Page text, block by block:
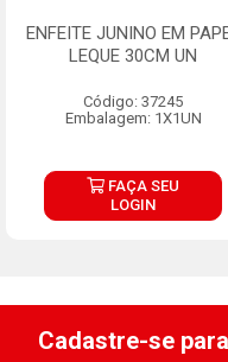
ENFEITE JUNINO EM
LEQUE 30CM UN
Código: 37245
Embalagem: 1X1UN
FAÇA SEU
LOGIN
Cadastre-se